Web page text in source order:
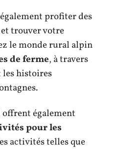
profiter des
trouver votre
le monde rural alpin
de ferme, à travers
histoires
offrent également
pour les
activités telles que